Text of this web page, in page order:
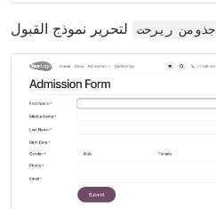
تحرير نموذج